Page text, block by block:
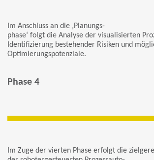
Im Anschluss an die ‚Planungs-
phase‘ folgt die Analyse der visualisierten
Identifizierung bestehender Risiken und
Optimierungspotenziale.
Phase 4
Im Zuge der vierten Phase erfolgt die